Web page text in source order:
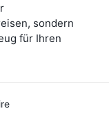
sondern
für Ihren